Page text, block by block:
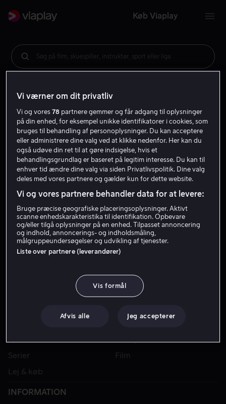
Køb Viaplay
Søg på film, skuespiller, instruktør, sport eller liga
Sport
Kategorier
Serier
Film
Lej & køb
INFORMATION
Vi værner om dit privatliv
Vi og vores78 partnere gemmer og får adgang til oplysninger
på din enhed, for eksempel unikke identifikatorer i cookies, som
bruges til behandling af personoplysninger. Du kan acceptere
eller administrere dine valg ved at klikke nedenfor. Her kan du
også udøve din ret til at gøre indsigelse, hvis et
behandlingsgrundlag er baseret på legitim interesse. Du kan til
enhver tid ændre dine valg via siden Privatlivspolitik. Dine valg
deles med vores partnere og gælder kun for dette website.
Vi og vores partnere behandler data for at levere:
Bruge præcise geografiske placeringsoplysninger. Aktivt
scanne enhedskarakteristika til identifikation. Opbevare
og/eller tilgå oplysninger på en enhed. Tilpasset annoncering
og indhold, annoncerings- og indholdsmåling,
målgruppeundersøgelser og udvikling af tjenester.
Liste over partnere (leverandører)
Vis formål
Afvis alle Jeg accepterer